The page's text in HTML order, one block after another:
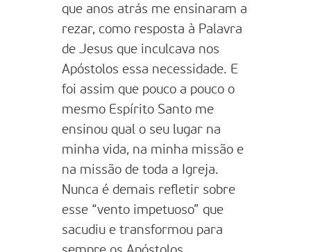
que anos atrás me ensinaram a
rezar, como resposta à Palavra
de Jesus que inculcava nos
Apóstolos essa necessidade. E
foi assim que pouco a pouco o
mesmo Espírito Santo me
ensinou qual o seu lugar na
minha vida, na minha missão e
na missão de toda a Igreja.
Nunca é demais refletir sobre
esse “vento impetuoso” que
sacudiu e transformou para